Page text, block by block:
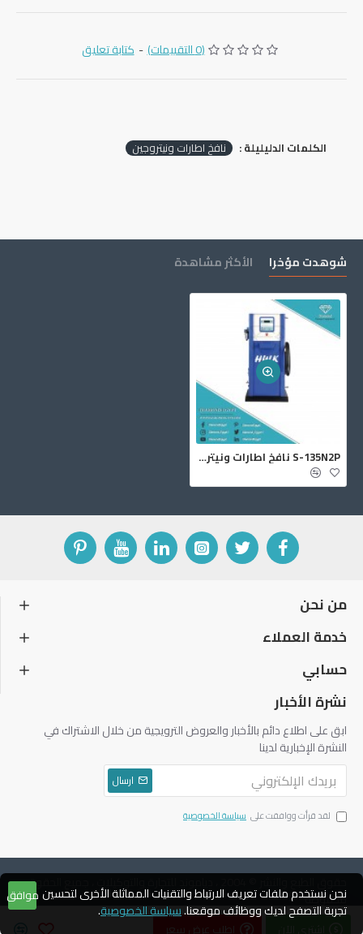
(0 التقييمات) - كتابة تعليق
اطلب عرض سعر
الكلمات الدليليلة : نافخ اطارات ونيتروجين
شوهدت مؤخرا الأكثر مشاهدة
S-135N2P نافخ اطارات ونيتروجين
من نحن
خدمة العملاء
حسابي
نشرة الأخبار
ابق على اطلاع دائم بالأخبار والعروض الترويجية من خلال الاشتراك في
النشرة الإخبارية لدينا
ارسال
لقد قرأت ووافقت على سياسة الخصوصية
حقوق الطبع والنشر © 2004 ، دياموند للتجارة والتوكيلات ، جميع الحقوق
محفوظة
موافق نحن نستخدم ملفات تعريف الارتباط والتقنيات المماثلة الأخرى لتحسين
تجربة التصفح لديك ووظائف موقعنا.سياسة الخصوصية.